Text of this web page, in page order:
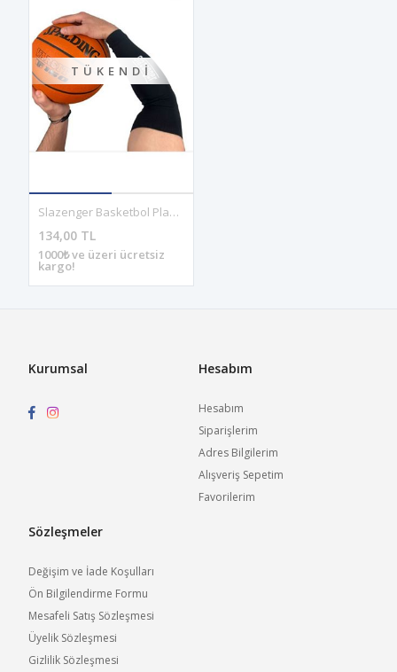
TÜKENDI
Slazenger Basketbol Playoff Kolluğu Siyah
134,00 TL
1000₺ ve üzeri ücretsiz
kargo!
Kurumsal Hesabım
Hesabım
Siparişlerim
Adres Bilgilerim
Alışveriş Sepetim
Favorilerim
Sözleşmeler
Değişim ve İade Koşulları
Ön Bilgilendirme Formu
Mesafeli Satış Sözleşmesi
Üyelik Sözleşmesi
Gizlilik Sözleşmesi